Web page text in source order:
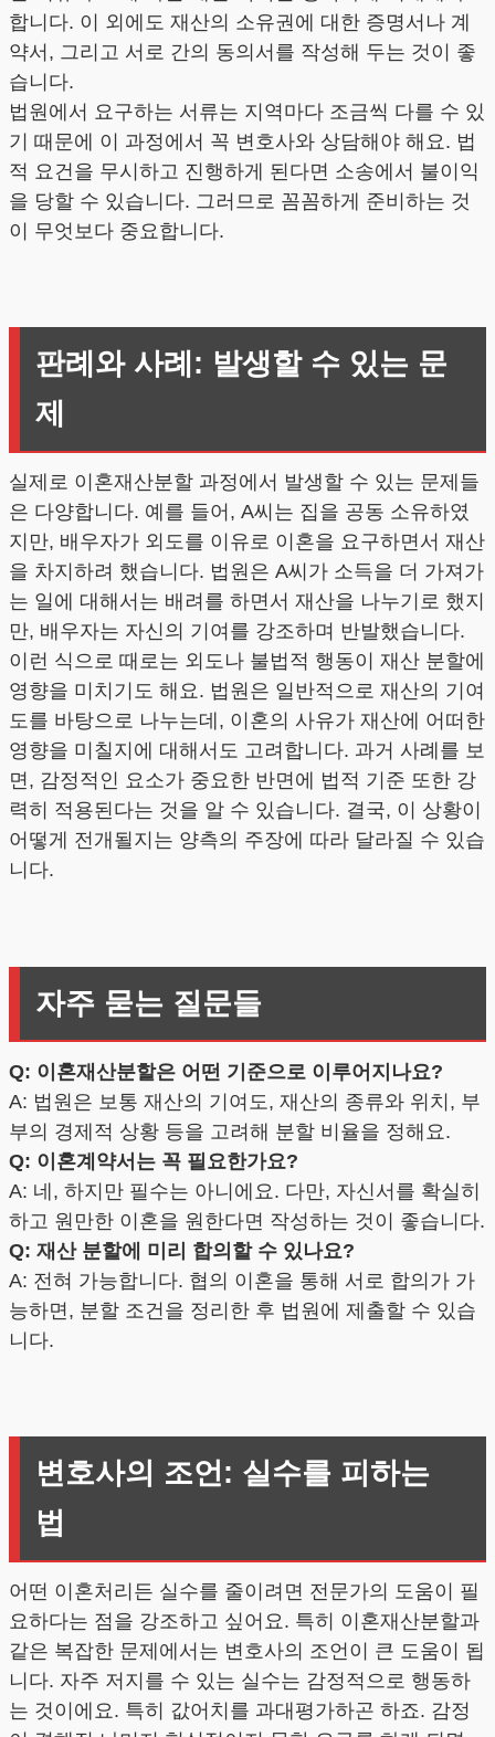
합니다. 이 외에도 재산의 소유권에 대한 증명서나 계
약서, 그리고 서로 간의 동의서를 작성해 두는 것이 좋
습니다.
법원에서 요구하는 서류는 지역마다 조금씩 다를 수 있
기 때문에 이 과정에서 꼭 변호사와 상담해야 해요. 법
적 요건을 무시하고 진행하게 된다면 소송에서 불이익
을 당할 수 있습니다. 그러므로 꼼꼼하게 준비하는 것
이 무엇보다 중요합니다.
판례와 사례: 발생할 수 있는 문
제
실제로 이혼재산분할 과정에서 발생할 수 있는 문제들
은 다양합니다. 예를 들어, A씨는 집을 공동 소유하였
지만, 배우자가 외도를 이유로 이혼을 요구하면서 재산
을 차지하려 했습니다. 법원은 A씨가 소득을 더 가져가
는 일에 대해서는 배려를 하면서 재산을 나누기로 했지
만, 배우자는 자신의 기여를 강조하며 반발했습니다.
이런 식으로 때로는 외도나 불법적 행동이 재산 분할에
영향을 미치기도 해요. 법원은 일반적으로 재산의 기여
도를 바탕으로 나누는데, 이혼의 사유가 재산에 어떠한
영향을 미칠지에 대해서도 고려합니다. 과거 사례를 보
면, 감정적인 요소가 중요한 반면에 법적 기준 또한 강
력히 적용된다는 것을 알 수 있습니다. 결국, 이 상황이
어떻게 전개될지는 양측의 주장에 따라 달라질 수 있습
니다.
자주 묻는 질문들
Q: 이혼재산분할은 어떤 기준으로 이루어지나요?
A: 법원은 보통 재산의 기여도, 재산의 종류와 위치, 부
부의 경제적 상황 등을 고려해 분할 비율을 정해요.
Q: 이혼계약서는 꼭 필요한가요?
A: 네, 하지만 필수는 아니에요. 다만, 자신서를 확실히
하고 원만한 이혼을 원한다면 작성하는 것이 좋습니다.
Q: 재산 분할에 미리 합의할 수 있나요?
A: 전혀 가능합니다. 협의 이혼을 통해 서로 합의가 가
능하면, 분할 조건을 정리한 후 법원에 제출할 수 있습
니다.
변호사의 조언: 실수를 피하는
법
어떤 이혼처리든 실수를 줄이려면 전문가의 도움이 필
요하다는 점을 강조하고 싶어요. 특히 이혼재산분할과
같은 복잡한 문제에서는 변호사의 조언이 큰 도움이 됩
니다. 자주 저지를 수 있는 실수는 감정적으로 행동하
는 것이에요. 특히 값어치를 과대평가하곤 하죠. 감정